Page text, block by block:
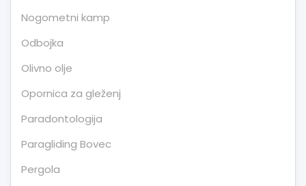
Nogometni kamp
Odbojka
Olivno olje
Opornica za gleženj
Paradontologija
Paragliding Bovec
Pergola